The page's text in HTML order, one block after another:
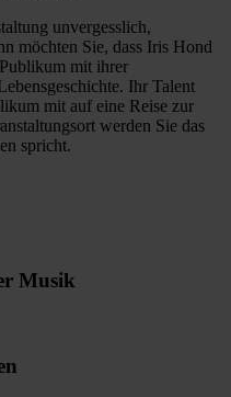
unvergesslich,
möchten Sie, dass Iris Hond
mit ihrer
Ihr Talent
mit auf eine Reise zur
werden Sie das
spricht.
Musik